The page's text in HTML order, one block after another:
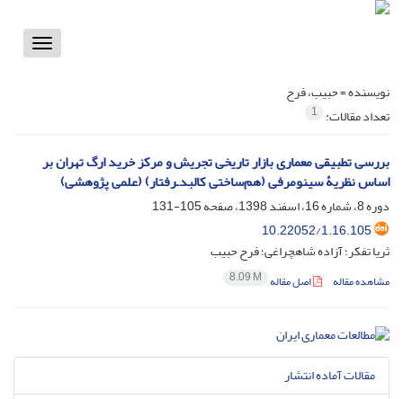
Toggle
نویسنده =حبیب، فرح
تعداد مقالات: 1
بررسی تطبیقی معماری بازار تاریخی تجریش و مرکز خرید ارگ تهران بر
اساس نظریۀ سینومرفی (هم‌ساختی کالبد‌ـ‌رفتار) (علمی پژوهشی)
دوره 8، شماره 16، اسفند 1398، صفحه
105-131
10.22052/1.16.105
ثریا تفکر؛ آزاده شاهچراغی؛ فرح حبیب
مشاهده مقاله اصل مقاله 8.09 M
مقالات آماده انتشار